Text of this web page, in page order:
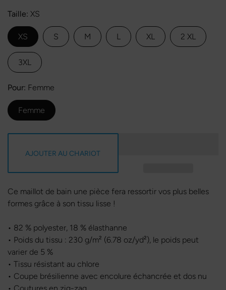
Taille XS
XS S M L XL 2 XL
3XL
Pour Femme
Femme
AJOUTER AU CHARIOT
Ce maillot de bain une pièce fera ressortir vos plus belles
formes grâce à son tissu lisse !
• 82 % polyester, 18 % élasthanne
• Poids du tissu : 230 g/m² (6.78 oz/yd²), le poids peut
varier de 5 %
• Tissu résistant au chlore
• Coupe brésilienne avec encolure échancrée et dos nu